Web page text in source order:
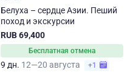
Белуха – сердце Азии. Пеший
поход и экскурсии
RUB 69,400
Бесплатная отмена
9 дн. 12—20 августа +1